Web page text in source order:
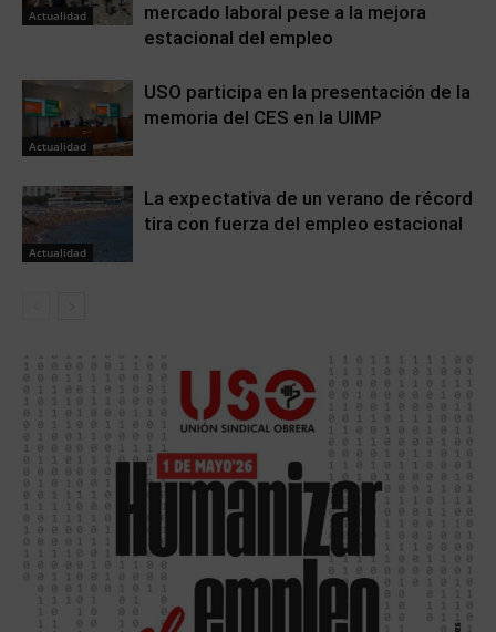
Actualidad
mercado laboral pese a la mejora
estacional del empleo
Actualidad
USO participa en la presentación de la
memoria del CES en la UIMP
Actualidad
La expectativa de un verano de récord
tira con fuerza del empleo estacional